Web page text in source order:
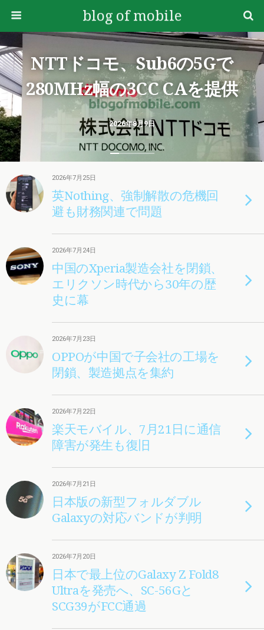
blog of mobile
2026年8月9日
NTTドコモ、Sub6の5Gで
280MHz幅の3CC CAを提供
2026年7月25日
英Nothing、強制解散の危機回
避も財務関連で問題
2026年7月24日
中国のXperia製造会社を閉鎖、
エリクソン時代から30年の歴
史に幕
2026年7月23日
OPPOが中国で子会社の工場を
閉鎖、製造拠点を集約
2026年7月22日
楽天モバイル、7月21日に通信
障害が発生も復旧
2026年7月21日
日本版の新型フォルダブル
Galaxyの対応バンドが判明
2026年7月20日
日本で最上位のGalaxy Z Fold8
Ultraを発売へ、SC-56Gと
SCG39がFCC通過